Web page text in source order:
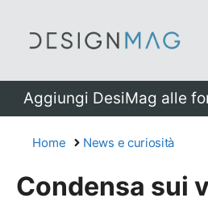
Aggiungi DesiMag alle
Home News e curiosità
Condensa sui